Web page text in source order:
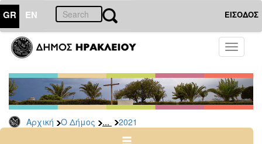
GR EN ΕΙΣΟΔΟΣ
Toggle
Αρχική Ο Δήμος ... 2021
ΔΗΜΟΣ
Δελτία
Τύπου
Αρχείο
2026